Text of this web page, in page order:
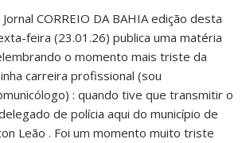
Jornal CORREIO DA BAHIA edição desta
feira (23.01.26) publica uma matéria
o momento mais triste da
carreira profissional (sou
: quando tive que transmitir o
de polícia aqui do município de
Leão . Foi um momento muito triste